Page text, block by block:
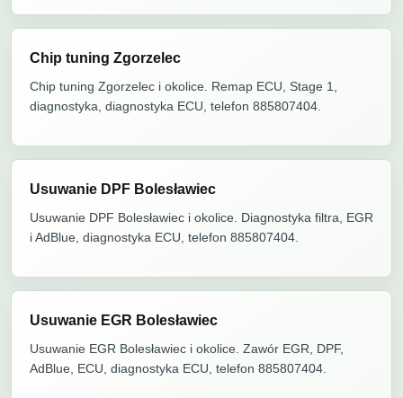
Chip tuning Zgorzelec
Chip tuning Zgorzelec i okolice. Remap ECU, Stage 1,
diagnostyka, diagnostyka ECU, telefon 885807404.
Usuwanie DPF Bolesławiec
Usuwanie DPF Bolesławiec i okolice. Diagnostyka filtra, EGR
i AdBlue, diagnostyka ECU, telefon 885807404.
Usuwanie EGR Bolesławiec
Usuwanie EGR Bolesławiec i okolice. Zawór EGR, DPF,
AdBlue, ECU, diagnostyka ECU, telefon 885807404.